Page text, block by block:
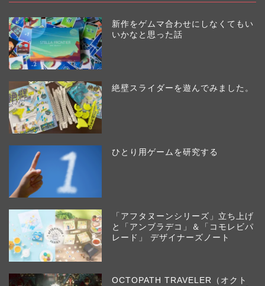
新作をゲムマ合わせにしなくてもい
いかなと思った話
絶壁スライダーを遊んでみました。
ひとり用ゲームを研究する
「アフタヌーンシリーズ」立ち上げ
と「アンブラデコ」＆「コモレビパ
レード」 デザイナーズノート
OCTOPATH TRAVELER（オクト